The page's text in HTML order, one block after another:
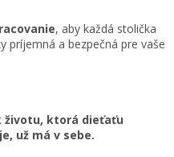
, aby každá stolička
príjemná a bezpečná pre vaše
životu, ktorá dieťaťu
už má v sebe.